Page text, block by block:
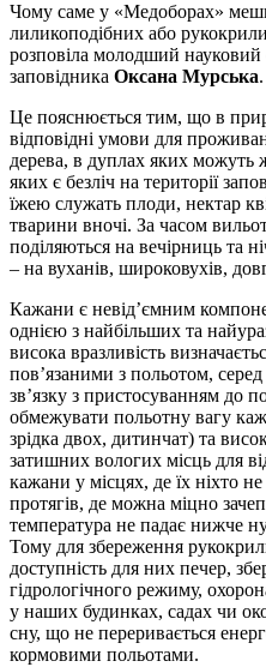
Чому саме у «Медоборах»
лиликоподібних або
розповіла молодший науковий
заповідника Оксана Мурська.
Це пояснюється тим, що в
відповідні умови для
дерева, в дуплах яких можуть
яких є безліч на території
їжею служать плоди, нектар
тварини вночі. За часом
поділяються на вечірниць та
– на вуханів, широковухів,
Кажани є невід’ємним
однією з найбільших та
висока вразливість
пов’язаними з польотом,
зв’язку з пристосуванням до
обмежувати польотну вагу
зрідка двох, дитинчат) та
затишних вологих місць для
кажани у місцях, де їх ніхто
протягів, де можна міцно
температура не падає нижче
Тому для збереження
доступність для них печер,
гідрологічного режиму,
у наших будинках, садах чи
сну, що не переривається
кормовими польотами.